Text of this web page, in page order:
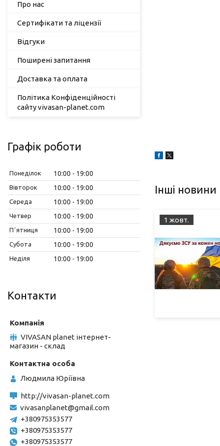
Інші новини
1 жовт.
Про нас
Сертифікати та ліцензії
Відгуки
Поширені запитання
Доставка та оплата
Політика Конфіденційності
сайту vivasan-planet.com
Графік роботи
Понеділок 10:00 19:00
Вівторок 10:00 19:00
Середа 10:00 19:00
Четвер 10:00 19:00
Пʼятниця 10:00 19:00
Субота 10:00 19:00
Неділя 10:00 19:00
Контакти
VIVASAN planet інтернет-
магазин - склад
Людмила Юріївна
http://vivasan-planet.com
vivasanplanet@gmail.com
+380975353577
+380975353577
+380975353577